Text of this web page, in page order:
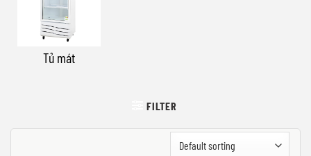
Tủ mát
FILTER